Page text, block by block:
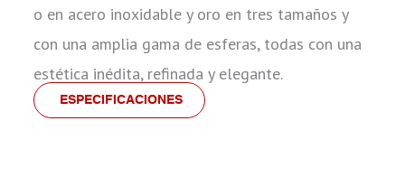
o en acero inoxidable y oro en tres tamaños y
con una amplia gama de esferas, todas con una
estética inédita, refinada y elegante.
ESPECIFICACIONES